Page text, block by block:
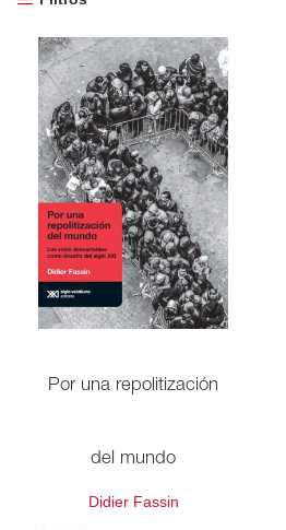
Por una repolitización
del mundo
Didier Fassin